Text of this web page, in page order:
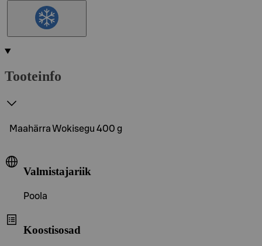
Tooteinfo
Maahärra Wokisegu 400 g
Valmistajariik
Poola
Koostisosad